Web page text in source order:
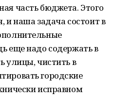
часть бюджета. Этого
и наша задача состоит в
еще надо содержать в
улицы, чистить в
городские
исправном